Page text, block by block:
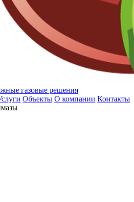
газовые решения
Объекты О компании Контакты